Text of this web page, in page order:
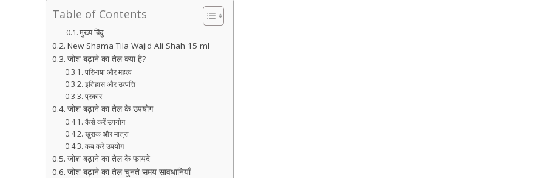
Table of Contents
मुख्य बिंदु
New Shama Tila Wajid Ali Shah 15 ml
जोश बढ़ाने का तेल क्या है?
परिभाषा और महत्व
इतिहास और उत्पत्ति
प्रकार
जोश बढ़ाने का तेल के उपयोग
कैसे करें उपयोग
खुराक और मात्रा
कब करें उपयोग
जोश बढ़ाने का तेल के फायदे
जोश बढ़ाने का तेल चुनते समय सावधानियाँ